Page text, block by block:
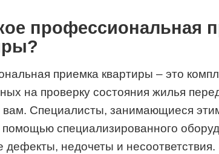
профессиональная
приемка квартиры – это
на проверку состояния жилья
вам. Специалисты, занимающиеся
помощью специализированного
недочеты и несоответствия.